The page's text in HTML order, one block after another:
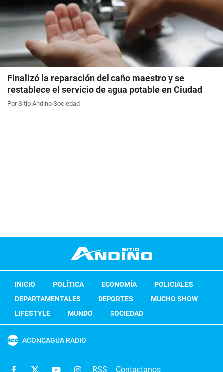
Finalizó la reparación del caño maestro y se
restablece el servicio de agua potable en Ciudad
Por Sitio Andino Sociedad
INICIO POLÍTICA ECONOMÍA
POLICIALES
DEPARTAMENTALES
DEPORTES
MUCHO SHOW
LIFESTYLE
MUNDO SOCIEDAD
ACONCAGUA RADIO
RSS Contactanos